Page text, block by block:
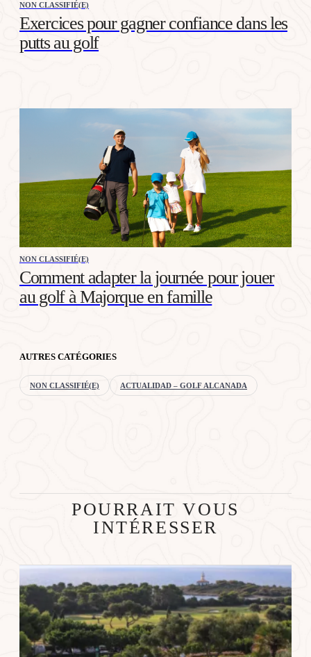
NON CLASSIFIÉ(E)
Exercices pour gagner confiance dans les
putts au golf
NON CLASSIFIÉ(E)
Comment adapter la journée pour jouer
au golf à Majorque en famille
AUTRES CATÉGORIES
NON CLASSIFIÉ(E) ACTUALIDAD – GOLF ALCANADA
POURRAIT VOUS
INTÉRESSER